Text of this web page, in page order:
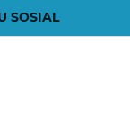
SOSIAL